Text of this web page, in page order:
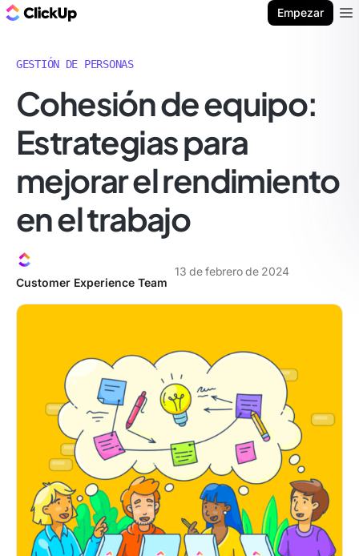
Empezar
GESTIÓN DE PERSONAS
Cohesión de equipo:
Estrategias para
mejorar el rendimiento
en el trabajo
Customer Experience Team
13 de febrero de 2024